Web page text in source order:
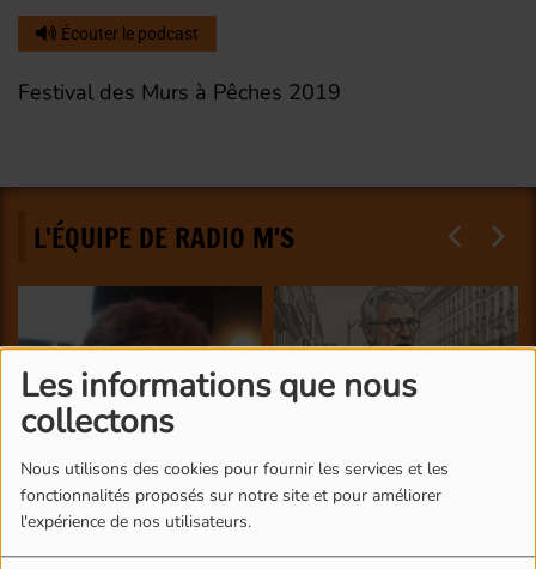
Les informations que nous
collectons
Nous utilisons des cookies pour fournir les services et les
fonctionnalités proposés sur notre site et pour améliorer
l'expérience de nos utilisateurs.
Écouter le podcast
Festival des Murs à Pêches 2019
L'ÉQUIPE DE RADIO M'S